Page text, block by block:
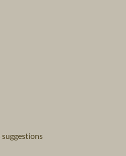
suggestions